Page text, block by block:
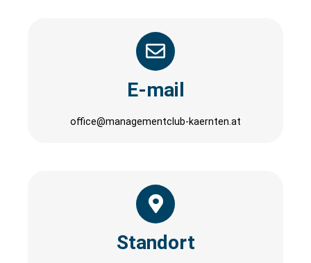
E-mail
office@managementclub-kaernten.at
Standort